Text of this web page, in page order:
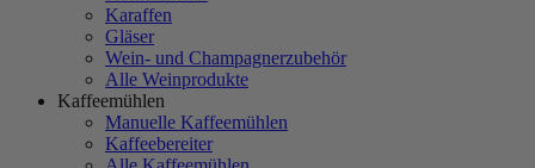
Karaffen
Gläser
Wein- und Champagnerzubehör
Alle Weinprodukte
Kaffeemühlen
Manuelle Kaffeemühlen
Kaffeebereiter